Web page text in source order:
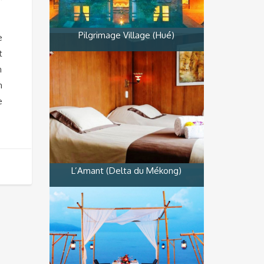
Pilgrimage Village (Hué)
L’Amant (Delta du Mékong)